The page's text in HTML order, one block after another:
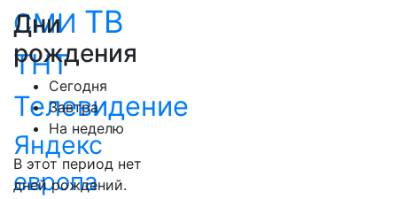
СМИ ТВ
ТНТ
Телевидение
Яндекс
европа
Дни
рождения
Сегодня
Завтра
На неделю
В этот период нет
дней рождений.